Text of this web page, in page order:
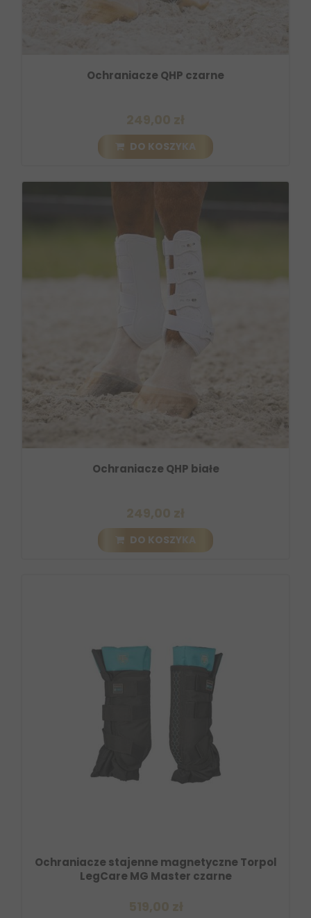
Ochraniacze QHP czarne
DO KOSZYKA
Ochraniacze QHP białe
DO KOSZYKA
Ochraniacze stajenne magnetyczne Torpol
LegCare MG Master czarne